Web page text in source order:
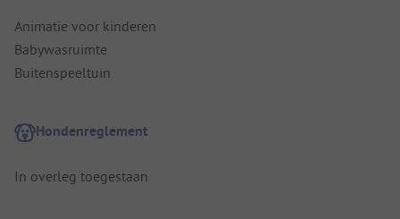
Animatie voor kinderen
Babywasruimte
Buitenspeeltuin
Hondenreglement
In overleg toegestaan